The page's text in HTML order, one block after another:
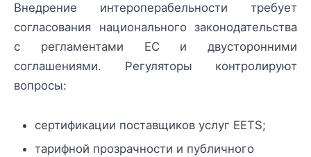
Внедрение интероперабельности требует
согласования национального законодательства
с регламентами ЕС и двусторонними
соглашениями. Регуляторы контролируют
вопросы:
сертификации поставщиков услуг EETS;
тарифной прозрачности и публичного